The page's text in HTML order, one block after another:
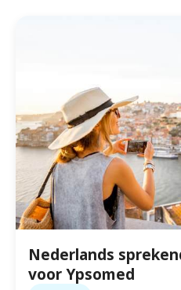
Nederlands
voor Ypsomed